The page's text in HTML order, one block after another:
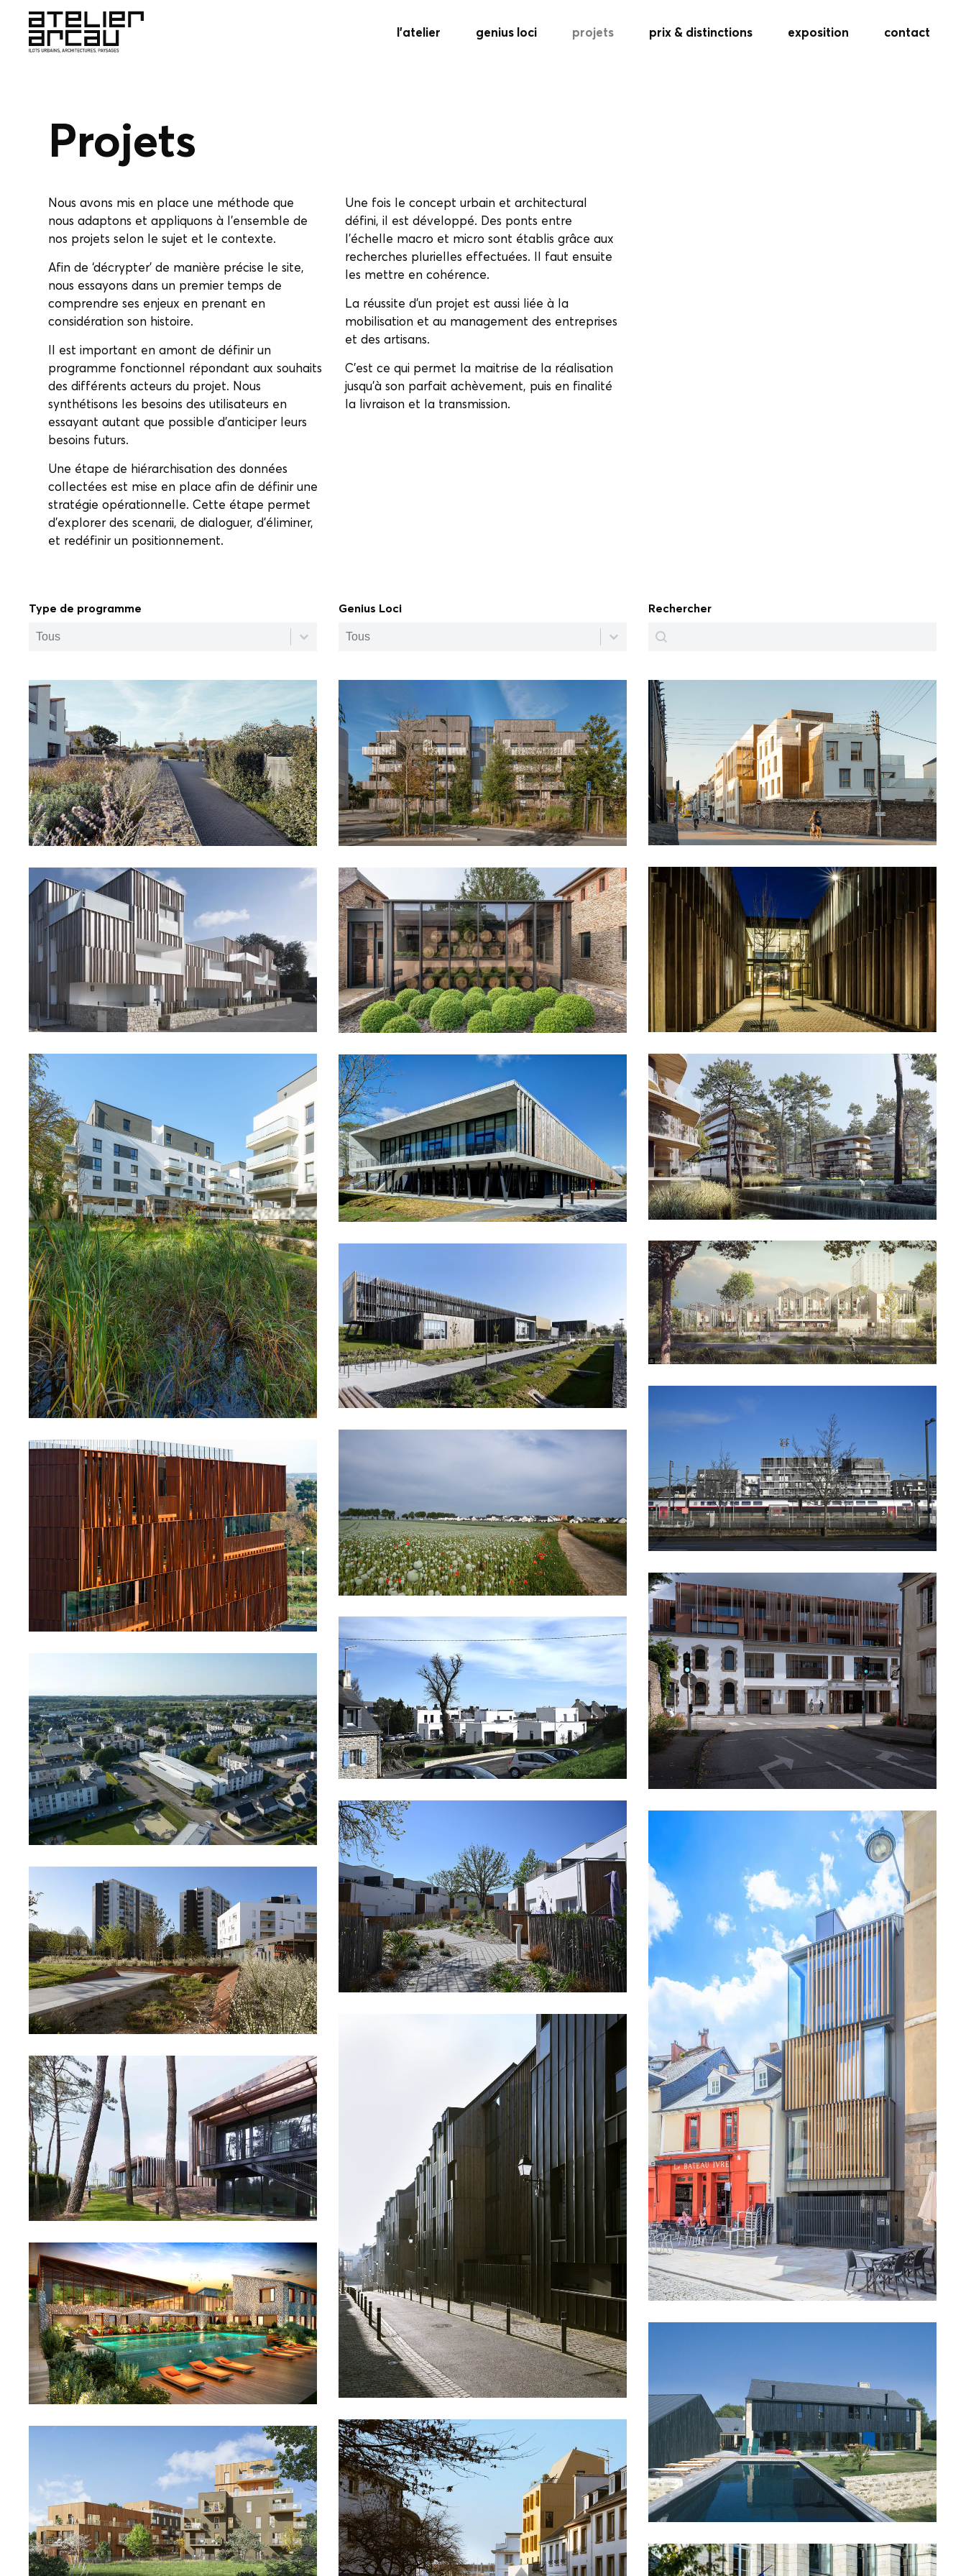
l’atelier genius loci projets prix & distinctions exposition contact
Projets
Nous avons mis en place une méthode que
nous adaptons et appliquons à l’ensemble de
nos projets selon le sujet et le contexte.
Afin de ‘décrypter’ de manière précise le site,
nous essayons dans un premier temps de
comprendre ses enjeux en prenant en
considération son histoire.
Il est important en amont de définir un
programme fonctionnel répondant aux souhaits
des différents acteurs du projet. Nous
synthétisons les besoins des utilisateurs en
essayant autant que possible d’anticiper leurs
besoins futurs.
Une étape de hiérarchisation des données
collectées est mise en place afin de définir une
stratégie opérationnelle. Cette étape permet
d’explorer des scenarii, de dialoguer, d’éliminer,
et redéfinir un positionnement.
Une fois le concept urbain et architectural
défini, il est développé. Des ponts entre
l’échelle macro et micro sont établis grâce aux
recherches plurielles effectuées. Il faut ensuite
les mettre en cohérence.
La réussite d’un projet est aussi liée à la
mobilisation et au management des entreprises
et des artisans.
C’est ce qui permet la maitrise de la réalisation
jusqu’à son parfait achèvement, puis en finalité
la livraison et la transmission.
Type de programme
Type de programme
Type de programme
Type de programme
Genius Loci
Genius Loci
Genius Loci
Genius Loci
Rechercher
Rechercher
Rechercher